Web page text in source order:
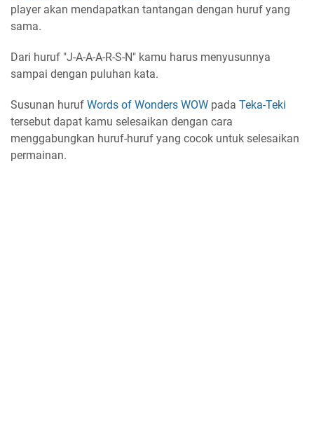
player akan mendapatkan tantangan dengan huruf yang
sama.
Dari huruf "J-A-A-A-R-S-N" kamu harus menyusunnya
sampai dengan puluhan kata.
Susunan huruf Words of Wonders WOW pada Teka-Teki
tersebut dapat kamu selesaikan dengan cara
menggabungkan huruf-huruf yang cocok untuk selesaikan
permainan.